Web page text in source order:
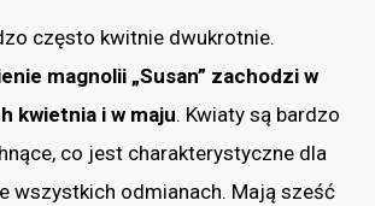
często kwitnie dwukrotnie.
magnolii „Susan” zachodzi w
kwietnia i w maju. Kwiaty są bardzo
co jest charakterystyczne dla
wszystkich odmianach. Mają sześć